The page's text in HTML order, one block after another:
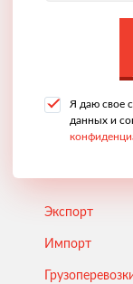
Я даю свое
данных и
Экспорт
Импорт